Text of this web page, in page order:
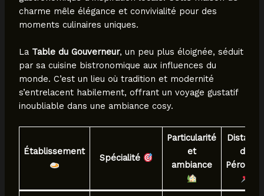
charme mêle élégance et convivialité pour des
moments culinaires uniques.
La Table du Gouverneur, un peu plus éloignée, séduit
par sa cuisine bistronomique aux influences du
monde. C’est un lieu où tradition et modernité
s’entrelacent habilement, offrant un voyage gustatif
inoubliable dans une ambiance cosy.
Établissement
Spécialité
Particularité
et
ambiance
Distance
de